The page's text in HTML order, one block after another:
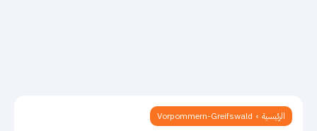
الرئيسية Vorpommern-Greifswald